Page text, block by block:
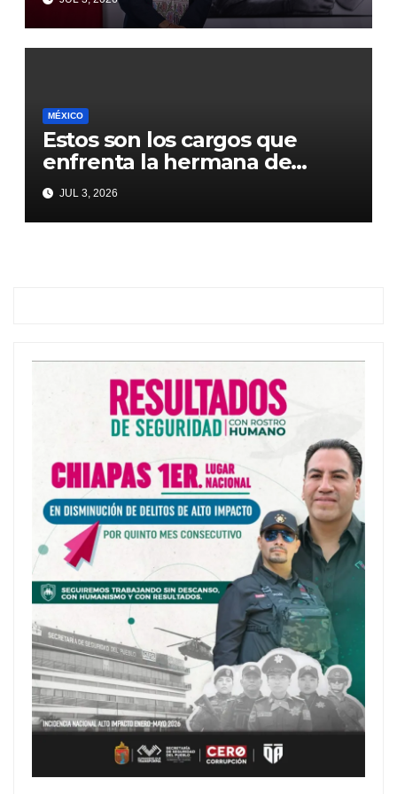
2036: Presidenta Claudia
Sheinbaum
MÉXICO
Estos son los cargos que
enfrenta la hermana de
Emilio Lozoya
JUL 3, 2026